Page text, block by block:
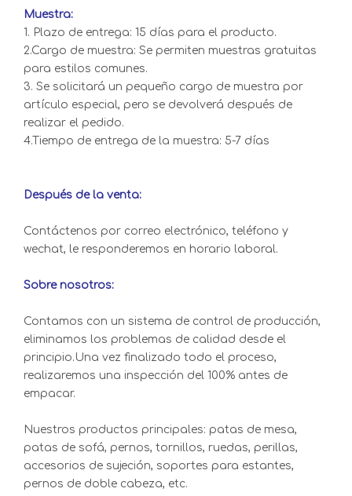
Muestra:
1. Plazo de entrega: 15 días para el producto.
2.Cargo de muestra: Se permiten muestras gratuitas
para estilos comunes.
3. Se solicitará un pequeño cargo de muestra por
artículo especial, pero se devolverá después de
realizar el pedido.
4.Tiempo de entrega de la muestra: 5-7 días
Después de la venta:
Contáctenos por correo electrónico, teléfono y
wechat, le responderemos en horario laboral.
Sobre nosotros:
Contamos con un sistema de control de producción,
eliminamos los problemas de calidad desde el
principio.Una vez finalizado todo el proceso,
realizaremos una inspección del 100% antes de
empacar.
Nuestros productos principales: patas de mesa,
patas de sofá, pernos, tornillos, ruedas, perillas,
accesorios de sujeción, soportes para estantes,
pernos de doble cabeza, etc.